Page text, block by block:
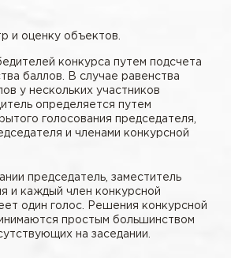
и оценку объектов.
конкурса путем подсчета
баллов. В случае равенства
у нескольких участников
определяется путем
голосования председателя,
и членами конкурсной
председатель, заместитель
и каждый член конкурсной
один голос. Решения конкурсной
простым большинством
на заседании.